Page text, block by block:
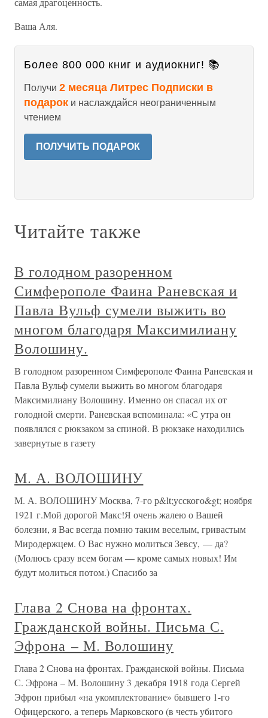
Ваша Аля.
Более 800 000 книг и аудиокниг! 📚
Получи 2 месяца Литрес Подписки в
подарок и наслаждайся неограниченным
чтением
ПОЛУЧИТЬ ПОДАРОК
Читайте также
В голодном разоренном
Симферополе Фаина Раневская и
Павла Вульф сумели выжить во
многом благодаря Максимилиану
Волошину.
В голодном разоренном Симферополе Фаина Раневская и
Павла Вульф сумели выжить во многом благодаря
Максимилиану Волошину. Именно он спасал их от
голодной смерти. Раневская вспоминала: «С утра он
появлялся с рюкзаком за спиной. В рюкзаке находились
завернутые в газету
М. А. ВОЛОШИНУ
М. А. ВОЛОШИНУ Москва, 7-го р&lt;усского&gt; ноября
1921 г.Мой дорогой Макс!Я очень жалею о Вашей
болезни, я Вас всегда помню таким веселым, гривастым
Миродержцем. О Вас нужно молиться Зевсу, — да?
(Молюсь сразу всем богам — кроме самых новых! Им
будут молиться потом.) Спасибо за
Глава 2 Снова на фронтах.
Гражданской войны. Письма С.
Эфрона – М. Волошину
Глава 2 Снова на фронтах. Гражданской войны. Письма
С. Эфрона – М. Волошину 3 декабря 1918 года Сергей
Эфрон прибыл «на укомплектование» бывшего 1-го
Офицерского, а теперь Марковского (в честь убитого